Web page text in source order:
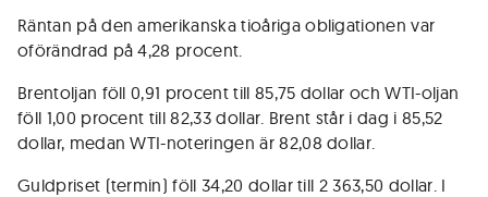
Räntan på den amerikanska tioåriga obligationen var
oförändrad på 4,28 procent.
Brentoljan föll 0,91 procent till 85,75 dollar och WTI-oljan
föll 1,00 procent till 82,33 dollar. Brent står i dag i 85,52
dollar, medan WTI-noteringen är 82,08 dollar.
Guldpriset (termin) föll 34,20 dollar till 2 363,50 dollar. I